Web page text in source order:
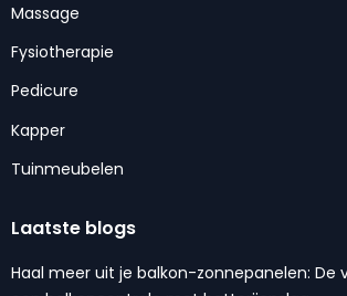
Massage
Fysiotherapie
Pedicure
Kapper
Tuinmeubelen
Laatste blogs
Haal meer uit je balkon-zonnepanelen: De